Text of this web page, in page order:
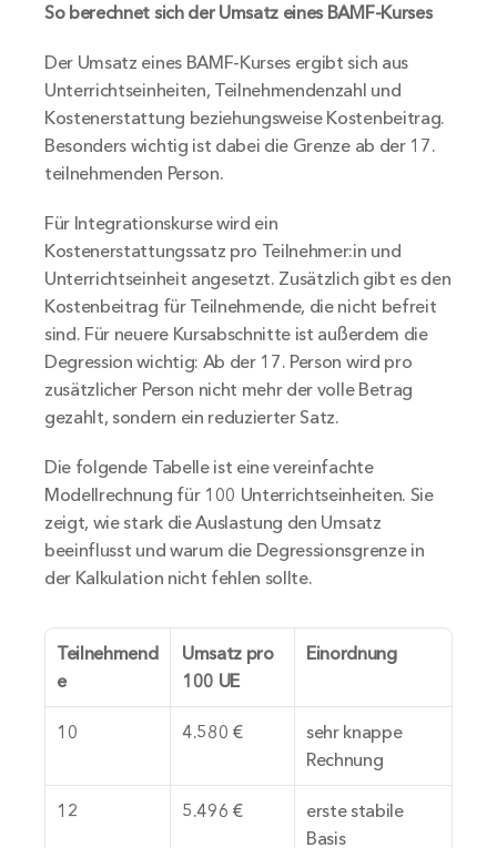
So berechnet sich der Umsatz eines BAMF-Kurses
Der Umsatz eines BAMF-Kurses ergibt sich aus
Unterrichtseinheiten, Teilnehmendenzahl und
Kostenerstattung beziehungsweise Kostenbeitrag.
Besonders wichtig ist dabei die Grenze ab der 17.
teilnehmenden Person.
Für Integrationskurse wird ein
Kostenerstattungssatz pro Teilnehmer:in und
Unterrichtseinheit angesetzt. Zusätzlich gibt es den
Kostenbeitrag für Teilnehmende, die nicht befreit
sind. Für neuere Kursabschnitte ist außerdem die
Degression wichtig: Ab der 17. Person wird pro
zusätzlicher Person nicht mehr der volle Betrag
gezahlt, sondern ein reduzierter Satz.
Die folgende Tabelle ist eine vereinfachte
Modellrechnung für 100 Unterrichtseinheiten. Sie
zeigt, wie stark die Auslastung den Umsatz
beeinflusst und warum die Degressionsgrenze in
der Kalkulation nicht fehlen sollte.
Teilnehmend
e
Umsatz pro
100 UE
Einordnung
10 4.580 €
sehr knappe
Rechnung
12 5.496 €
erste stabile
Basis